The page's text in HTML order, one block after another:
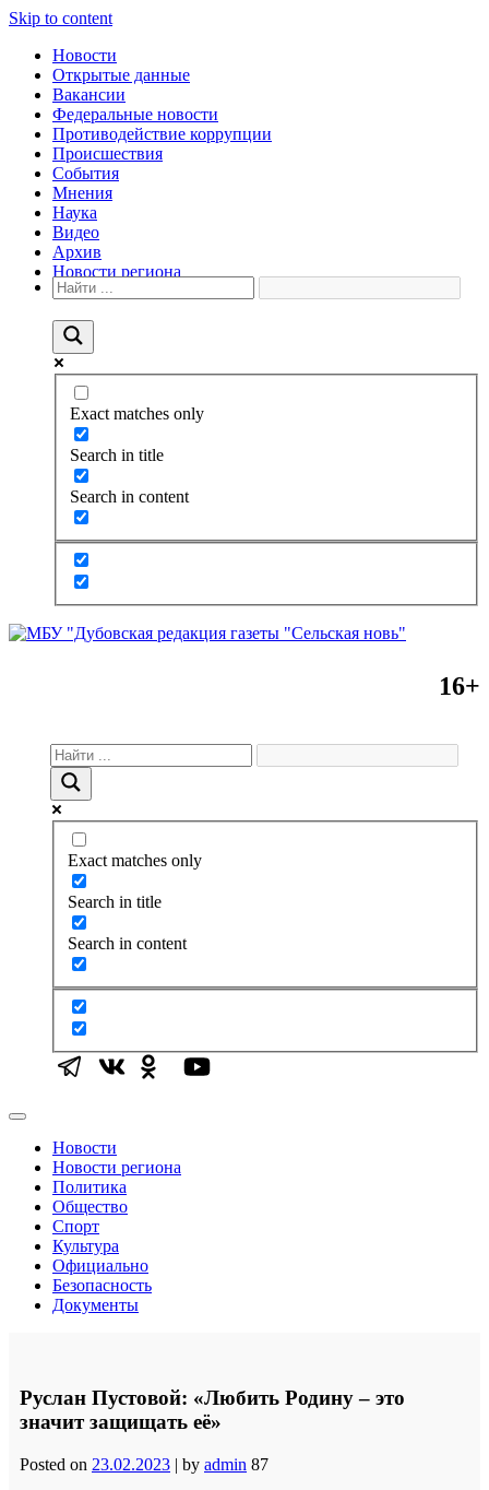
Skip to content
Новости
Открытые данные
Вакансии
Федеральные новости
Противодействие коррупции
Происшествия
События
Мнения
Наука
Видео
Архив
Новости региона
Exact matches only
Search in title
Search in content
16+
Exact matches only
Search in title
Search in content
Новости
Новости региона
Политика
Общество
Спорт
Культура
Официально
Безопасность
Документы
Руслан Пустовой: «Любить Родину – это
значит защищать её»
Posted on 23.02.2023 | by admin 87